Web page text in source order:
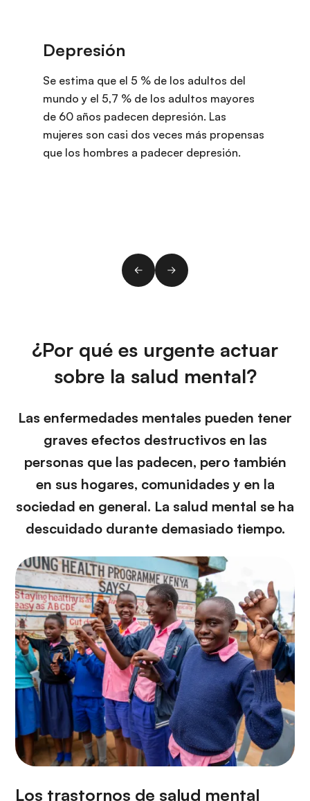
Se estima que el 5 % de los adultos del
mundo y el 5,7 % de los adultos mayores
de 60 años padecen depresión. Las
mujeres son casi dos veces más propensas
que los hombres a padecer depresión.
¿Por qué es urgente actuar
sobre la salud mental?
Las enfermedades mentales pueden tener
graves efectos destructivos en las
personas que las padecen, pero también
en sus hogares, comunidades y en la
sociedad en general. La salud mental se ha
descuidado durante demasiado tiempo.